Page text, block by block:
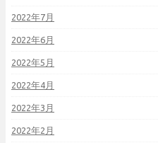
2022年7月
2022年6月
2022年5月
2022年4月
2022年3月
2022年2月